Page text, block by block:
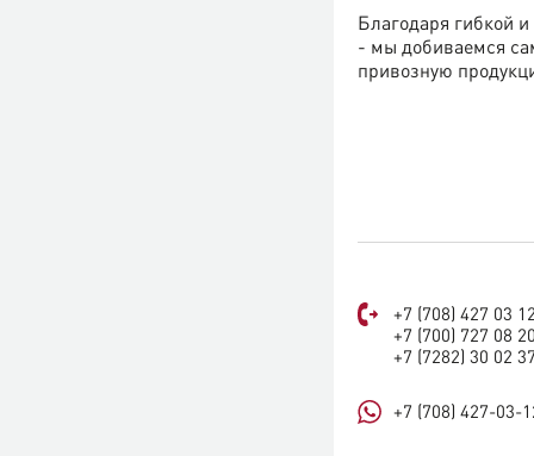
Благодаря гибкой
- мы добиваемся
привозную
+7 (708) 427 03
+7 (700) 727 08
+7 (7282) 30 02
+7 (708) 427-03-